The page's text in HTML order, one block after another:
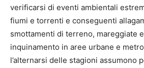
verificarsi di eventi ambientali
fiumi e torrenti e conseguenti
smottamenti di terreno, mareggiate
inquinamento in aree urbane e
l’alternarsi delle stagioni assumono